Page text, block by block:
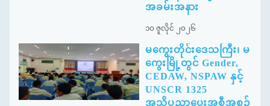
အခမ်းအနား
၁၀ ဇူလိုင် ၂၀၂၆
မကွေးတိုင်းဒေသကြီး၊ မ
ကွေးမြို့တွင် Gender,
CEDAW, NSPAW နှင့်
UNSCR 1325
အသိပညာပေးအစီအစဉ်